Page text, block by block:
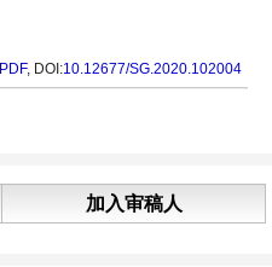
PDF, DOI:10.12677/SG.2020.102004
加入审稿人